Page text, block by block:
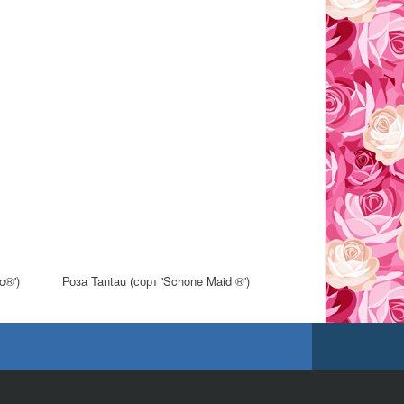
Роза Tantau (сорт 'Schone Maid ®')